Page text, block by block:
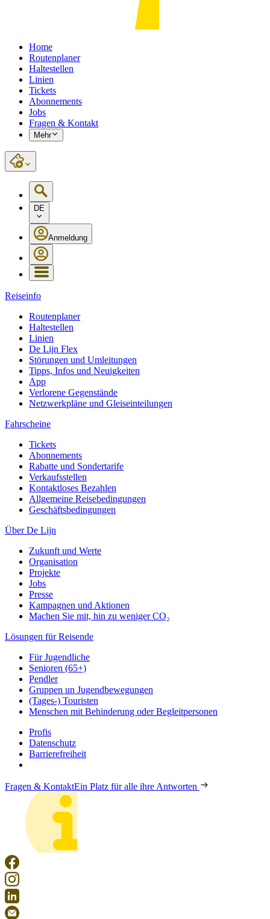
Home
Routenplaner
Haltestellen
Linien
Tickets
Abonnements
Jobs
Fragen & Kontakt
Mehr
DE
Anmeldung
Reiseinfo
Routenplaner
Haltestellen
Linien
De Lijn Flex
Störungen und Umleitungen
Tipps, Infos und Neuigkeiten
App
Verlorene Gegenstände
Netzwerkpläne und Gleiseinteilungen
Fahrscheine
Tickets
Abonnements
Rabatte und Sondertarife
Verkaufsstellen
Kontaktloses Bezahlen
Allgemeine Reisebedingungen
Geschäftsbedingungen
Über De Lijn
Zukunft und Werte
Organisation
Projekte
Jobs
Presse
Kampagnen und Aktionen
Machen Sie mit, hin zu weniger CO₂
Lösungen für Reisende
Für Jugendliche
Senioren (65+)
Pendler
Gruppen un Jugendbewegungen
(Tages-) Touristen
Menschen mit Behinderung oder Begleitpersonen
Profis
Datenschutz
Barrierefreiheit
Fragen & KontaktEin Platz für alle ihre Antworten